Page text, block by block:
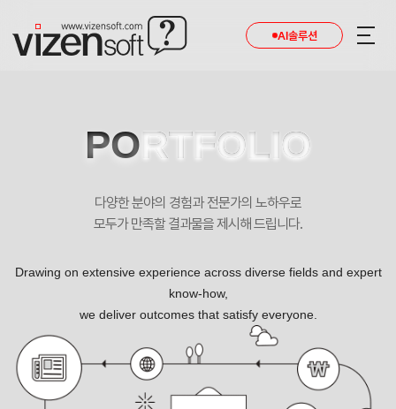
AI솔루션
PORTFOLIO
다양한 분야의 경험과 전문가의 노하우로
모두가 만족할 결과물을 제시해 드립니다.
Drawing on extensive experience across diverse fields and expert
know-how,
we deliver outcomes that satisfy everyone.